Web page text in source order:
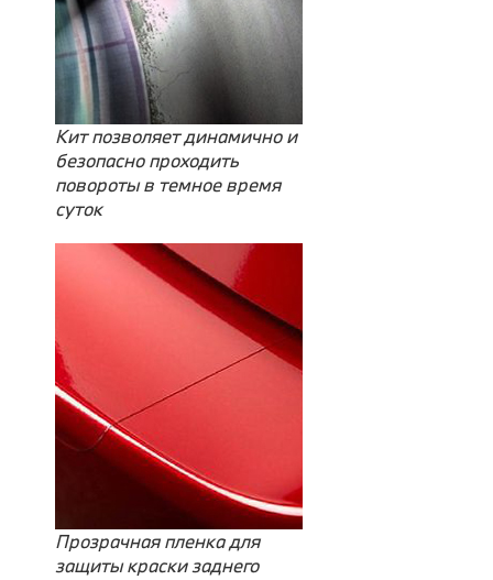
Кит позволяет динамично и
безопасно проходить
повороты в темное время
суток
Прозрачная пленка для
защиты краски заднего